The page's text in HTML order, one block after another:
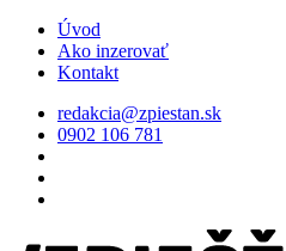
Úvod
Ako inzerovať
Kontakt
redakcia@zpiestan.sk
0902 106 781